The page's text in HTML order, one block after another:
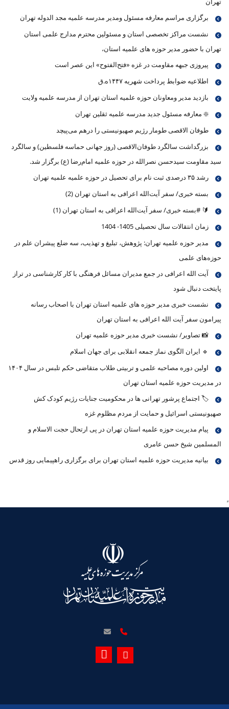
برگزاری مراسم معارفه مسئول ومدیر مدرسه علمیه مجد الدوله تهران
نشست مراکز تخصصی استان و مسئولین محترم مدارج علمی استان
تهران با حضور مدیر حوزه های علمیه استان،
پیروزی جبهه مقاومت در غزه «فتح‌الفتوح» این عصر است
اطلاعیه ضوابط پرداخت شهریه ۱۴۴۷ه.ق
بازدید مدیر ومعاونان حوزه علمیه استان تهران از مدرسه علمیه ولایت
❇️ معارفه مسئول جدید مدرسه علمیه ثقلین تهران
طوفان الاقصی طومار رژیم صهیونیستی را درهم می‌پیچد
بزرگداشت سالگرد طوفان‌الاقصی (روز جهانی حماسه فلسطین) و سالگرد
سید مقاومت سیدحسن نصرالله در حوزه علمیه امام‌رضا (ع) برگزار شد.
رشد ۳۵ درصدی ثبت نام برای تحصیل در حوزه علمیه علمیه تهران
بسته خبری/ سفر آیت‌الله اعرافی به استان تهران (2)
🔰 #بسته خبری/ سفر آیت‌الله اعرافی به استان تهران (1)
زمان انتقالات سال تحصیلی 1405- 1404
مدیر حوزه علمیه تهران: پژوهش، تبلیغ و تهذیب، سه ضلع پیشران علم در
حوزه‌های علمی
آیت الله اعرافی در جمع مدیران مسائل فرهنگی با کار کارشناسی در تراز
پایتخت دنبال شود
نشست خبری مدیر حوزه های علمیه استان تهران با اصحاب رسانه
پیرامون سفر آیت الله اعرافی به استان تهران
📸 تصاویر/ نشست خبری مدیر حوزه علمیه تهران
🔹 ایران الگوی نماز جمعه انقلابی برای جهان اسلام
اولین دوره مصاحبه علمی و تربیتی طلاب متقاضی حکم تلبس در سال ۱۴۰۴
در مدیریت حوزه علمیه استان تهران
🏷 اجتماع پرشور تهرانی ها در محکومیت جنایات رژیم کودک کش
صهیونیستی اسرائیل و حمایت از مردم مظلوم غزه
پیام مدیریت حوزه علمیه استان تهران در پی ارتحال حجت الاسلام و
المسلمین شیخ حسن عامری
بیانیه مدیریت حوزه علمیه استان تهران برای برگزاری راهپیمایی روز قدس